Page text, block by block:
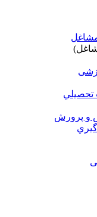
تحصيلي
و پرورش